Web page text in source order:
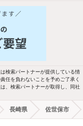
以上
立洗面台
都市ガス
検索パートナーが提供している情
任を負わないことを予めご了承く
、検索パートナーが取得し、同社
長崎県 佐世保市